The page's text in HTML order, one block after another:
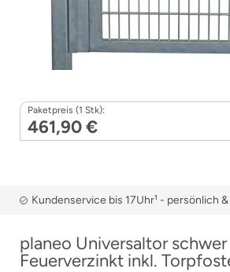
Paketpreis (1 Stk):
461,90 €
Kundenservice bis 17Uhr¹ - persönlich &
planeo Universaltor
Feuerverzinkt inkl.